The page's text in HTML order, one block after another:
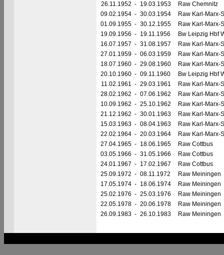
26.11.1952 - 19.03.1953
Raw Chemnitz
09.02.1954 - 30.03.1954
Raw Karl-Marx-
01.09.1955 - 30.12.1955
Raw Karl-Marx-
19.09.1956 - 19.11.1956
Bw Leipzig Hbf
16.07.1957 - 31.08.1957
Raw Karl-Marx-
27.01.1959 - 06.03.1959
Raw Karl-Marx-
18.07.1960 - 29.08.1960
Raw Karl-Marx-
20.10.1960 - 09.11.1960
Bw Leipzig Hbf
11.02.1961 - 29.03.1961
Raw Karl-Marx-
28.02.1962 - 07.06.1962
Raw Karl-Marx-
10.09.1962 - 25.10.1962
Raw Karl-Marx-
21.12.1962 - 30.01.1963
Raw Karl-Marx-
15.03.1963 - 08.04.1963
Raw Karl-Marx-
22.02.1964 - 20.03.1964
Raw Karl-Marx-
27.04.1965 - 18.06.1965
Raw Cottbus
03.05.1966 - 31.05.1966
Raw Cottbus
24.01.1967 - 17.02.1967
Raw Cottbus
25.09.1972 - 08.11.1972
Raw Meiningen
17.05.1974 - 18.06.1974
Raw Meiningen
25.02.1976 - 25.03.1976
Raw Meiningen
22.05.1978 - 20.06.1978
Raw Meiningen
26.09.1983 - 26.10.1983 Raw Meiningen